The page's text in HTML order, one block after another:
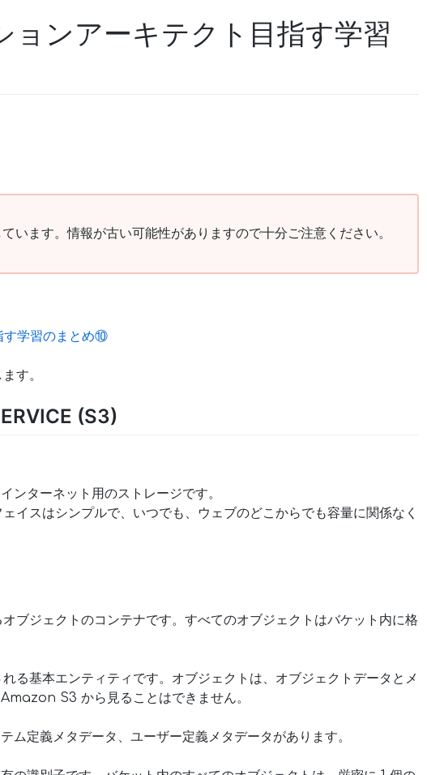
ョンアーキテクト目指す学習
います。情報が古い可能性がありますので十分ご注意ください。
す学習のまとめ⑩
す。
(S3)
ターネット用のストレージです。
スはシンプルで、いつでも、ウェブのどこからでも容量に関係なく
ブジェクトのコンテナです。すべてのオブジェクトはバケット内に格
る基本エンティティです。オブジェクトは、オブジェクトデータとメ
S3 から見ることはできません。
ム定義メタデータ、ユーザー定義メタデータがあります。